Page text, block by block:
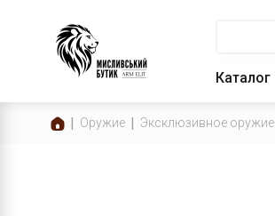
Каталог
Оружие Эксклюзивное оружие